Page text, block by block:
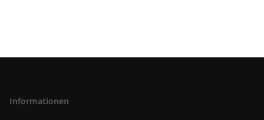
Informationen